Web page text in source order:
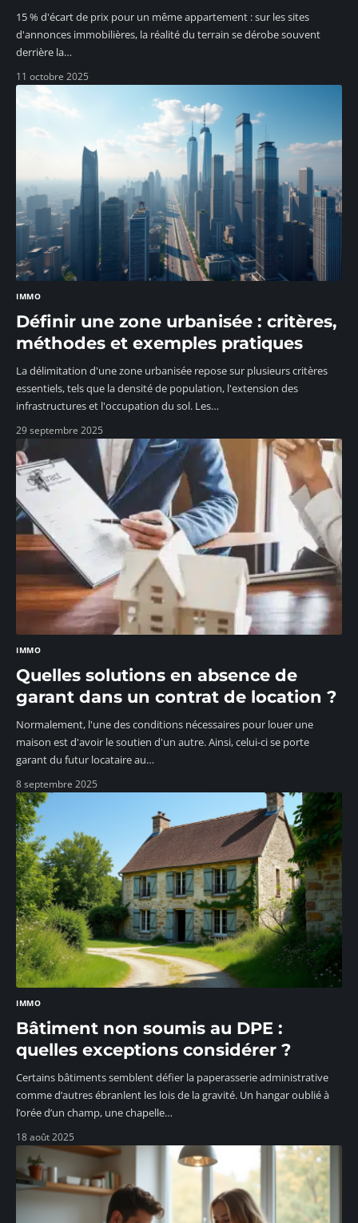
15 % d'écart de prix pour un même appartement : sur les sites
d'annonces immobilières, la réalité du terrain se dérobe souvent
derrière la…
11 octobre 2025
IMMO
Définir une zone urbanisée : critères,
méthodes et exemples pratiques
La délimitation d'une zone urbanisée repose sur plusieurs critères
essentiels, tels que la densité de population, l'extension des
infrastructures et l'occupation du sol. Les…
29 septembre 2025
IMMO
Quelles solutions en absence de
garant dans un contrat de location ?
Normalement, l'une des conditions nécessaires pour louer une
maison est d'avoir le soutien d'un autre. Ainsi, celui-ci se porte
garant du futur locataire au…
8 septembre 2025
IMMO
Bâtiment non soumis au DPE :
quelles exceptions considérer ?
Certains bâtiments semblent défier la paperasserie administrative
comme d’autres ébranlent les lois de la gravité. Un hangar oublié à
l’orée d’un champ, une chapelle…
18 août 2025